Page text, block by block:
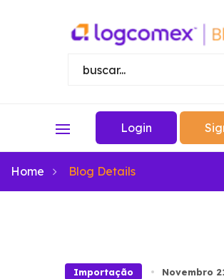
Login
Home Blog Details
Importação Novembro